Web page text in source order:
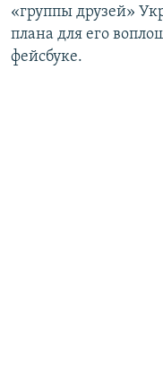
«группы друзей»
плана для его
фейсбуке.